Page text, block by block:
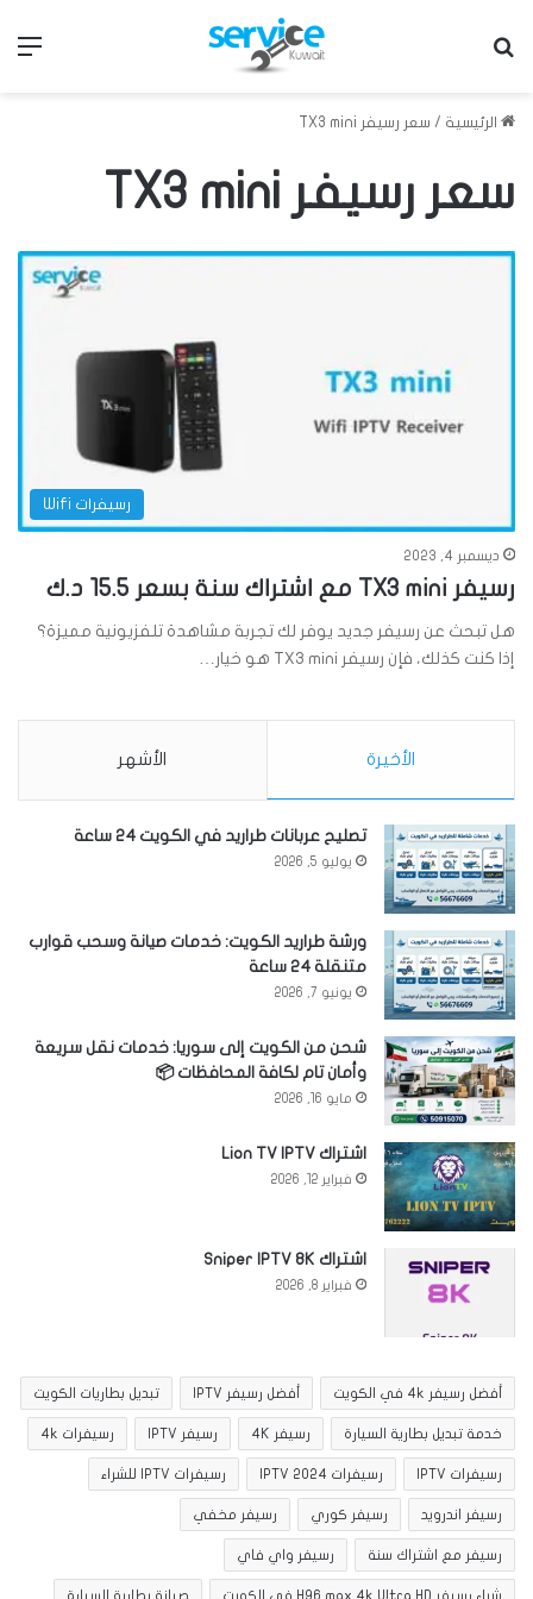
الرئيسية / سعر رسيفر TX3 mini
سعر رسيفر TX3 mini
رسيفرات Wifi
ديسمبر 4, 2023
رسيفر TX3 mini مع اشتراك سنة بسعر 15.5 د.ك
هل تبحث عن رسيفر جديد يوفر لك تجربة مشاهدة تلفزيونية مميزة؟
إذا كنت كذلك، فإن رسيفر TX3 mini هو خيار…
الأخيرة الأشهر
تصليح عربانات طراريد في الكويت 24 ساعة
يوليو 5, 2026
ورشة طراريد الكويت: خدمات صيانة وسحب قوارب
متنقلة 24 ساعة
يونيو 7, 2026
شحن من الكويت إلى سوريا: خدمات نقل سريعة
وأمان تام لكافة المحافظات 📦
مايو 16, 2026
اشتراك Lion TV IPTV
فبراير 12, 2026
اشتراك Sniper IPTV 8K
فبراير 8, 2026
أفضل رسيفر 4k في الكويت أفضل رسيفر IPTV تبديل بطاريات الكويت
خدمة تبديل بطارية السيارة رسيفر 4K رسيفر IPTV رسيفرات 4k
رسيفرات IPTV رسيفرات IPTV 2024 رسيفرات IPTV للشراء
رسيفر اندرويد رسيفر كوري رسيفر مخفي
رسيفر مع اشتراك سنة رسيفر واي فاي
شراء رسيفر H96 max 4k Ultra HD في الكويت صيانة بطارية السيارة